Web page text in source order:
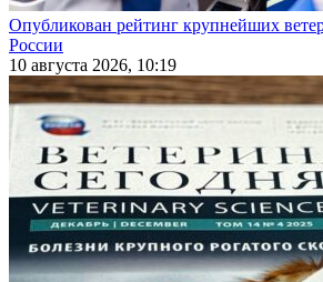
Опубликован рейтинг крупнейших
России
10 августа 2026, 10:19